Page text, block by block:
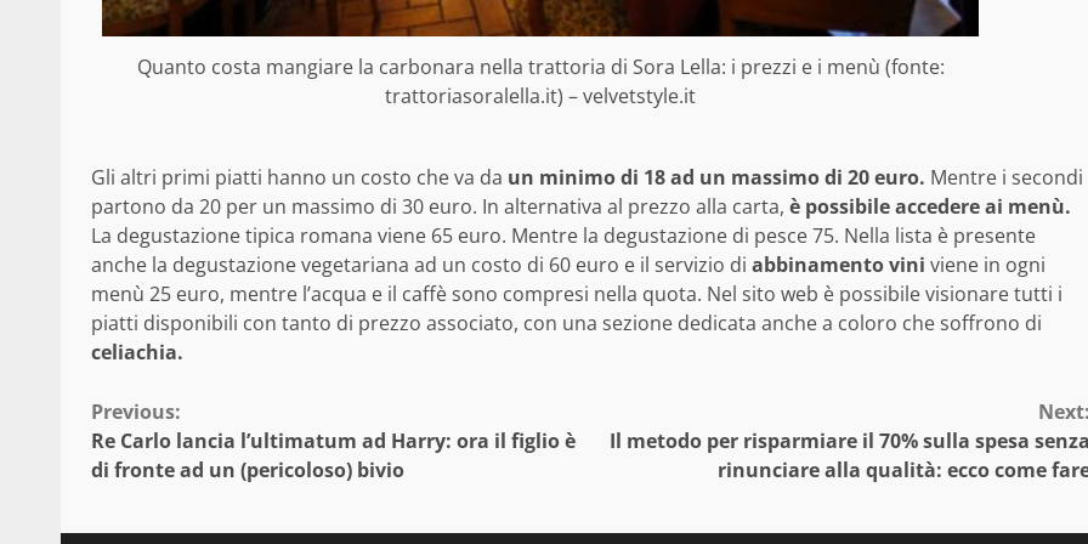
Quanto costa mangiare la carbonara nella trattoria di Sora Lella: i prezzi e i menù (fonte:
trattoriasoralella.it) – velvetstyle.it
Gli altri primi piatti hanno un costo che va da un minimo di 18 ad un massimo di 20 euro. Mentre i secondi
partono da 20 per un massimo di 30 euro. In alternativa al prezzo alla carta, è possibile accedere ai menù.
La degustazione tipica romana viene 65 euro. Mentre la degustazione di pesce 75. Nella lista è presente
anche la degustazione vegetariana ad un costo di 60 euro e il servizio di abbinamento vini viene in ogni
menù 25 euro, mentre l’acqua e il caffè sono compresi nella quota. Nel sito web è possibile visionare tutti i
piatti disponibili con tanto di prezzo associato, con una sezione dedicata anche a coloro che soffrono di
celiachia.
Continue
Reading
Previous:
Re Carlo lancia l’ultimatum ad Harry: ora il figlio è
di fronte ad un (pericoloso) bivio
Il metodo per risparmiare il 70% sulla spesa
rinunciare alla qualità: ecco come